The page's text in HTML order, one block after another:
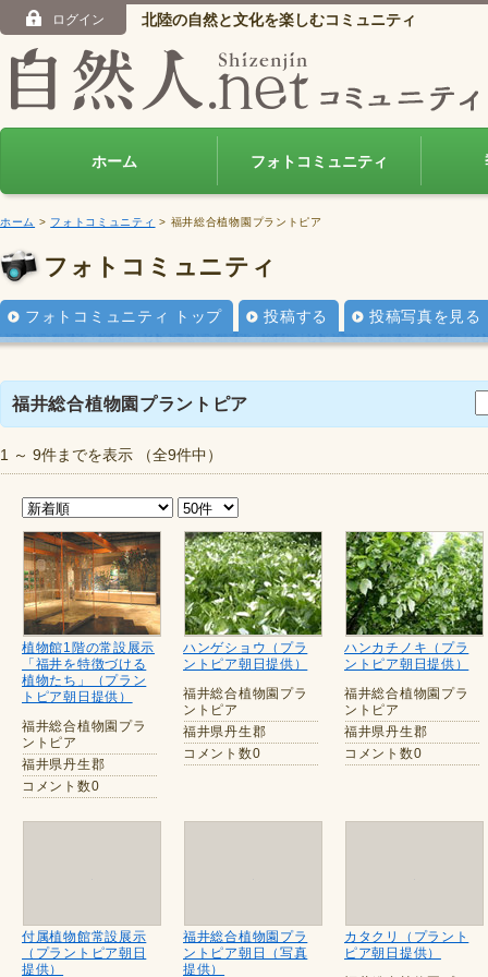
ログイン 北陸の自然と文化を楽しむコミュニティ
ホーム フォトコミュニティ
ホーム > フォトコミュニティ > 福井総合植物園プラントピア
フォトコミュニティ
フォトコミュニティ トップ 投稿する 投稿写真を見る
福井総合植物園プラントピア
1 ～ 9件までを表示 （全9件中）
植物館1階の常設展示
「福井を特徴づける
植物たち」（プラン
トピア朝日提供）
福井総合植物園プラ
ントピア
福井県丹生郡
コメント数0
ハンゲショウ（プラ
ントピア朝日提供）
福井総合植物園プラ
ントピア
福井県丹生郡
コメント数0
ハンカチノキ（プラ
ントピア朝日提供）
福井総合植物園プラ
ントピア
福井県丹生郡
コメント数0
付属植物館常設展示
（プラントピア朝日
提供）
福井総合植物園プラ
ントピア朝日（写真
提供）
カタクリ（プラント
ピア朝日提供）